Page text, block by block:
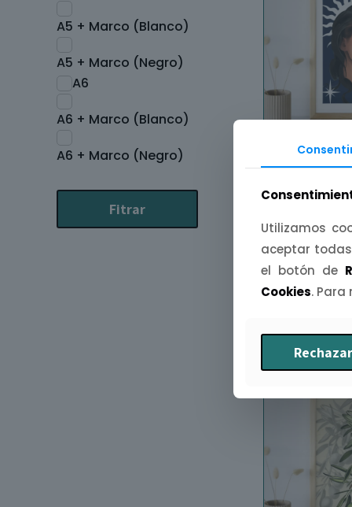
A5 + Marco (Blanco)
A5 + Marco (Negro)
A6
A6 + Marco (Blanco)
A6 + Marco (Negro)
Fitrar
Lámina
4,50€-
Utilizamos
aceptar
el botón de
Cookies.